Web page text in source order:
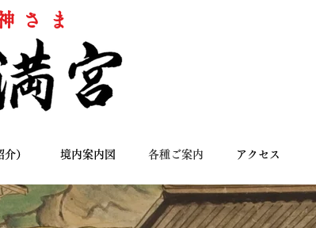
さま
） 境内案内図 各種ご案内 アクセス